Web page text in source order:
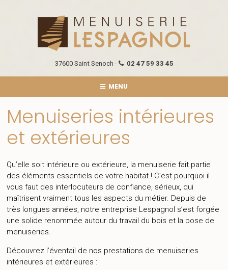
37600 Saint Senoch - 02 47 59 33 45
MENU
Menuiseries intérieures
et extérieures
Qu’elle soit intérieure ou extérieure, la menuiserie fait partie
des éléments essentiels de votre habitat ! C’est pourquoi il
vous faut des interlocuteurs de confiance, sérieux, qui
maîtrisent vraiment tous les aspects du métier. Depuis de
très longues années, notre entreprise Lespagnol s’est forgée
une solide renommée autour du travail du bois et la pose de
menuiseries.
Découvrez l’éventail de nos prestations de menuiseries
intérieures et extérieures :